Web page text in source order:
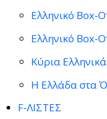
Ελληνικό Box-
Ελληνικό Box-
Κύρια
Η Ελλάδα στα
F-ΛΙΣΤΕΣ